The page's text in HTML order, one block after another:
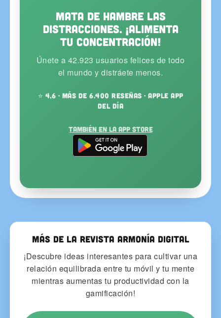
Mata de hambre las
distracciones. ¡Alimenta
tu concentración!
Únete a 42.923 usuarios felices de todo
el mundo y distráete menos.
⭐ 4,6 · más de 6.400 reseñas · Apple App
del Día
También en la App Store
Más de la Revista Armonía Digital
¡Descubre ideas interesantes para cultivar una
relación equilibrada entre tu móvil y tu mente
mientras aumentas tu productividad con la
gamificación!